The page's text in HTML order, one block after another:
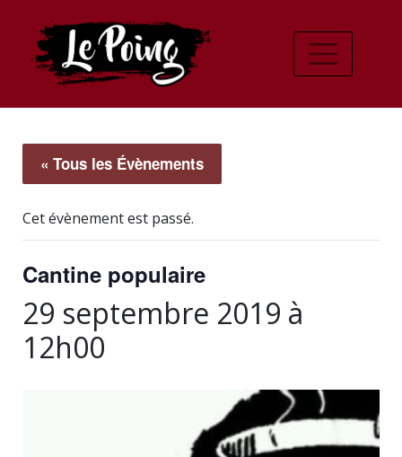
« Tous les Évènements
Cet évènement est passé.
Cantine populaire
29 septembre 2019 à
12h00